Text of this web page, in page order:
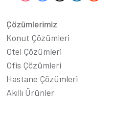
Çözümlerimiz
Konut Çözümleri
Otel Çözümleri
Ofis Çözümleri
Hastane Çözümleri
Akıllı Ürünler